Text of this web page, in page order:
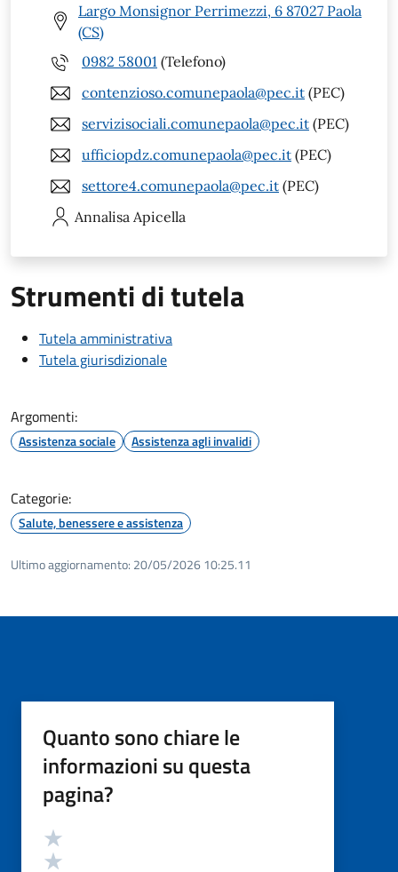
Largo Monsignor Perrimezzi, 6 87027 Paola
(CS)
0982 58001 (Telefono)
contenzioso.comunepaola@pec.it (PEC)
servizisociali.comunepaola@pec.it (PEC)
ufficiopdz.comunepaola@pec.it (PEC)
settore4.comunepaola@pec.it (PEC)
Annalisa Apicella
Strumenti di tutela
Tutela amministrativa
Tutela giurisdizionale
Argomenti:
Assistenza sociale Assistenza agli invalidi
Categorie:
Salute, benessere e assistenza
Ultimo aggiornamento: 20/05/2026 10:25.11
Quanto sono chiare le
informazioni su questa
pagina?
Valutazione